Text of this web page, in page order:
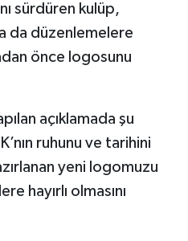
sürdüren kulüp,
da düzenlemelere
önce logosunu
açıklamada şu
ruhunu ve tarihini
yeni logomuzu
hayırlı olmasını